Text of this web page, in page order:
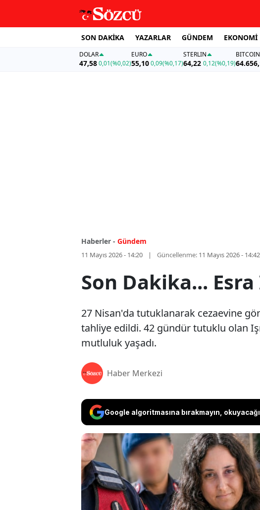
SON DAKİKA YAZARLAR GÜNDEM EKONOMİ
DOLAR
47,580,01(%0,02)
EURO
55,10 0,09(%0,17)
STERLIN
64,22 0,12(%0,19)
BITCOIN
Haberler - Gündem
11 Mayıs 2026 - 14:20 Güncellenme: 11 Mayıs 2026 - 14:42
Son Dakika...
27 Nisan'da tutuklanarak cezaevine
tahliye edildi. 42 gündür tutuklu olan
mutluluk yaşadı.
Haber Merkezi
Google algoritmasına bırakmayın,